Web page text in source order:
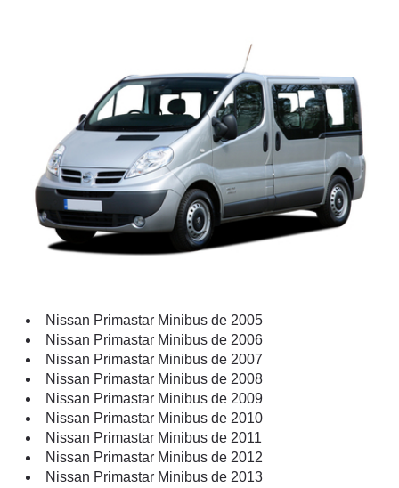
Nissan Primastar Minibus de 2005
Nissan Primastar Minibus de 2006
Nissan Primastar Minibus de 2007
Nissan Primastar Minibus de 2008
Nissan Primastar Minibus de 2009
Nissan Primastar Minibus de 2010
Nissan Primastar Minibus de 2011
Nissan Primastar Minibus de 2012
Nissan Primastar Minibus de 2013